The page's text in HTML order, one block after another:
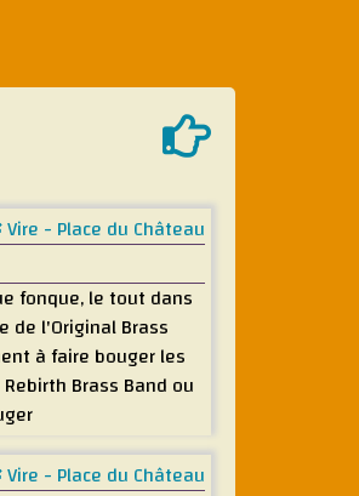
Vire - Place du Château
fonque, le tout dans
de l'Original Brass
à faire bouger les
Brass Band ou
Vire - Place du Château